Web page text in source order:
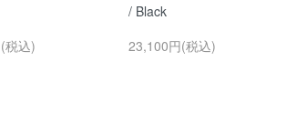
税込)
/ Black
23,100円(税込)